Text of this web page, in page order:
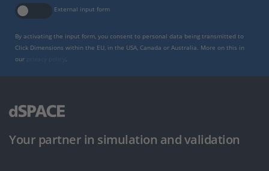
External input form
By activating the input form, you consent to personal data being transmitted to
Click Dimensions within the EU, in the USA, Canada or Australia. More on this in
our
.
Your partner in simulation and validation